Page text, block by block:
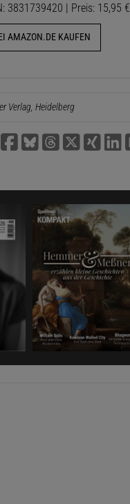
3831739420 | Preis: 15,95 €
AMAZON.DE KAUFEN
Verlag, Heidelberg